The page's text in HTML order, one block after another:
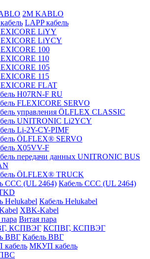
2M KABLO
LAPP кабель
LiYY
LiYCY
100
110
105
115
FLAT
H07RN-F RU
FLEXICORE SERVO
управления ÖLFLEX CLASSIC
UNITRONIC Li2YCY
Li-2Y-CY-PIMF
ÖLFLEX® SERVO
X05VV-F
передачи данных UNITRONIC BUS
ÖLFLEX® TRUCK
Кабель CCC (UL 2464)
Кабель Helukabel
XBK-Kabel
Витая пара
КСПВГ, КСПВЭГ
Кабель ВВГ
МКУП кабель